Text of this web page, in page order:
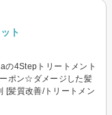
ト
の4Stepトリートメント
ポン☆ダメージした髪
[髪質改善/トリートメン